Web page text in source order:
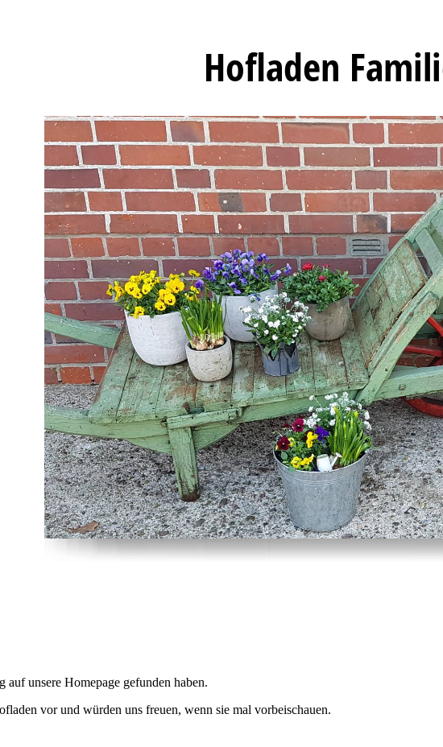
Hofladen
auf unsere Homepage gefunden haben.
vor und würden uns freuen, wenn sie mal vorbeischauen.